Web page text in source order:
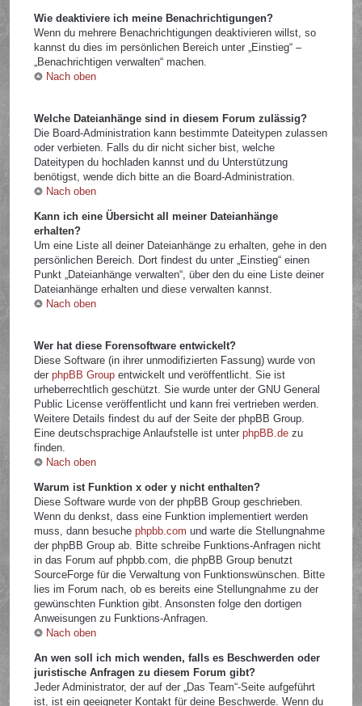
Wie deaktiviere ich meine Benachrichtigungen?
Wenn du mehrere Benachrichtigungen deaktivieren willst, so
kannst du dies im persönlichen Bereich unter „Einstieg“ –
„Benachrichtigen verwalten“ machen.
Nach oben
Welche Dateianhänge sind in diesem Forum zulässig?
Die Board-Administration kann bestimmte Dateitypen zulassen
oder verbieten. Falls du dir nicht sicher bist, welche
Dateitypen du hochladen kannst und du Unterstützung
benötigst, wende dich bitte an die Board-Administration.
Nach oben
Kann ich eine Übersicht all meiner Dateianhänge
erhalten?
Um eine Liste all deiner Dateianhänge zu erhalten, gehe in den
persönlichen Bereich. Dort findest du unter „Einstieg“ einen
Punkt „Dateianhänge verwalten“, über den du eine Liste deiner
Dateianhänge erhalten und diese verwalten kannst.
Nach oben
Wer hat diese Forensoftware entwickelt?
Diese Software (in ihrer unmodifizierten Fassung) wurde von
derphpBB Group entwickelt und veröffentlicht. Sie ist
urheberrechtlich geschützt. Sie wurde unter der GNU General
Public License veröffentlicht und kann frei vertrieben werden.
Weitere Details findest du auf der Seite der phpBB Group.
Eine deutschsprachige Anlaufstelle ist unterphpBB.de zu
finden.
Nach oben
Warum ist Funktion x oder y nicht enthalten?
Diese Software wurde von der phpBB Group geschrieben.
Wenn du denkst, dass eine Funktion implementiert werden
muss, dann besuchephpbb.com und warte die Stellungnahme
der phpBB Group ab. Bitte schreibe Funktions-Anfragen nicht
in das Forum auf phpbb.com, die phpBB Group benutzt
SourceForge für die Verwaltung von Funktionswünschen. Bitte
lies im Forum nach, ob es bereits eine Stellungnahme zu der
gewünschten Funktion gibt. Ansonsten folge den dortigen
Anweisungen zu Funktions-Anfragen.
Nach oben
An wen soll ich mich wenden, falls es Beschwerden oder
juristische Anfragen zu diesem Forum gibt?
Jeder Administrator, der auf der „Das Team“-Seite aufgeführt
ist, ist ein geeigneter Kontakt für deine Beschwerde. Wenn du